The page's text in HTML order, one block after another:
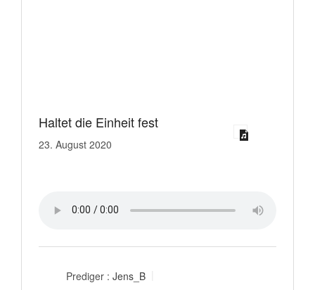
Haltet die Einheit fest
23. August 2020
Prediger : Jens_B